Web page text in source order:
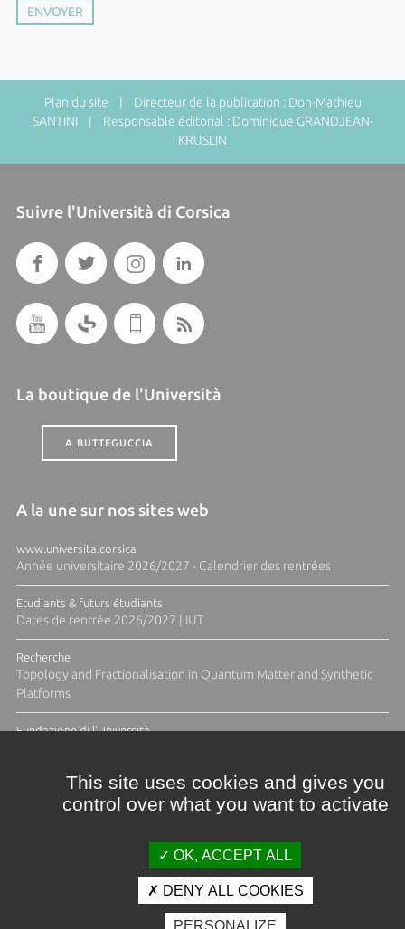
Plan du site | Directeur de la publication : Don-Mathieu
SANTINI | Responsable éditorial : Dominique GRANDJEAN-
KRUSLIN
Suivre l'Università di Corsica
La boutique de l'Università
A BUTTEGUCCIA
A la une sur nos sites web
www.universita.corsica
Année universitaire 2026/2027 - Calendrier des rentrées
Etudiants & futurs étudiants
Dates de rentrée 2026/2027 | IUT
Recherche
Topology and Fractionalisation in Quantum Matter and Synthetic
Platforms
Fundazione di l'Università
Crédits et mentions légales
This site uses cookies and gives you
control over what you want to activate
OK, ACCEPT ALL
DENY ALL COOKIES
PERSONALIZE